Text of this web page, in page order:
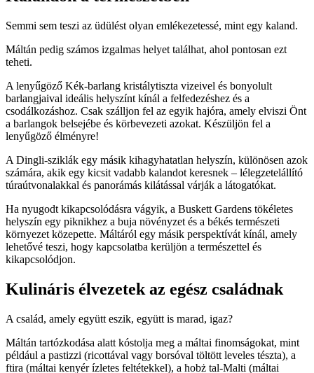
Semmi sem teszi az üdülést olyan emlékezetessé, mint egy kaland.
Máltán pedig számos izgalmas helyet találhat, ahol pontosan ezt
teheti.
A lenyűgöző Kék-barlang kristálytiszta vizeivel és bonyolult
barlangjaival ideális helyszínt kínál a felfedezéshez és a
csodálkozáshoz. Csak szálljon fel az egyik hajóra, amely elviszi Önt
a barlangok belsejébe és körbevezeti azokat. Készüljön fel a
lenyűgöző élményre!
A Dingli-sziklák egy másik kihagyhatatlan helyszín, különösen azok
számára, akik egy kicsit vadabb kalandot keresnek – lélegzetelállító
túraútvonalakkal és panorámás kilátással várják a látogatókat.
Ha nyugodt kikapcsolódásra vágyik, a Buskett Gardens tökéletes
helyszín egy piknikhez a buja növényzet és a békés természeti
környezet közepette. Máltáról egy másik perspektívát kínál, amely
lehetővé teszi, hogy kapcsolatba kerüljön a természettel és
kikapcsolódjon.
Kulináris élvezetek az egész családnak
A család, amely együtt eszik, együtt is marad, igaz?
Máltán tartózkodása alatt kóstolja meg a máltai finomságokat, mint
például a pastizzi (ricottával vagy borsóval töltött leveles tészta), a
ftira (máltai kenyér ízletes feltétekkel), a ħobż tal-Malti (máltai